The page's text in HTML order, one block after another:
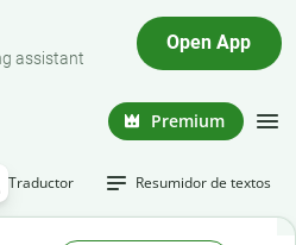
assistant
Open App
Premium
Traductor Resumidor de textos